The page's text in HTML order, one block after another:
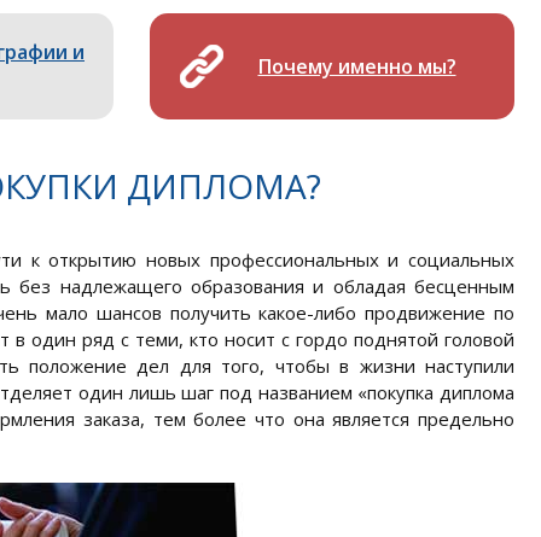
и
Почему именно мы?
ДИПЛОМА?
к открытию новых профессиональных и социальных
без надлежащего образования и обладая бесценным
мало шансов получить какое-либо продвижение по
в один ряд с теми, кто носит с гордо поднятой головой
положение дел для того, чтобы в жизни наступили
один лишь шаг под названием «покупка диплома
заказа, тем более что она является предельно